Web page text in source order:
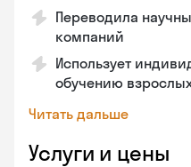
Переводила
компаний
Использует
обучению
Читать дальше
Услуги и цены